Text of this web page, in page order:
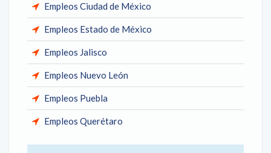
Empleos Ciudad de México
Empleos Estado de México
Empleos Jalisco
Empleos Nuevo León
Empleos Puebla
Empleos Querétaro